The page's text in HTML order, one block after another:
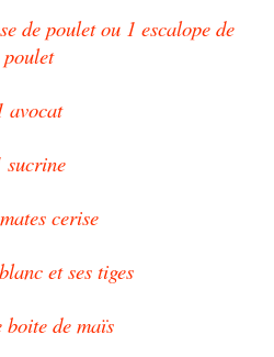
de poulet ou 1 escalope de
poulet
avocat
sucrine
cerise
et ses tiges
boite de maïs